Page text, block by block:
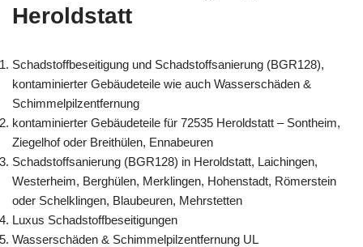
Heroldstatt
Schadstoffbeseitigung und Schadstoffsanierung (BGR128),
kontaminierter Gebäudeteile wie auch Wasserschäden &
Schimmelpilzentfernung
kontaminierter Gebäudeteile für 72535 Heroldstatt – Sontheim,
Ziegelhof oder Breithülen, Ennabeuren
Schadstoffsanierung (BGR128) in Heroldstatt, Laichingen,
Westerheim, Berghülen, Merklingen, Hohenstadt, Römerstein
oder Schelklingen, Blaubeuren, Mehrstetten
Luxus Schadstoffbeseitigungen
Wasserschäden & Schimmelpilzentfernung UL